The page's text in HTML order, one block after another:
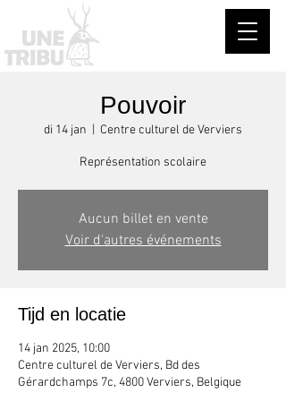
Pouvoir
di 14 jan Centre culturel de Verviers
Représentation scolaire
Aucun billet en vente
Voir d'autres événements
Tijd en locatie
14 jan 2025, 10:00
Centre culturel de Verviers, Bd des
Gérardchamps 7c, 4800 Verviers, Belgique